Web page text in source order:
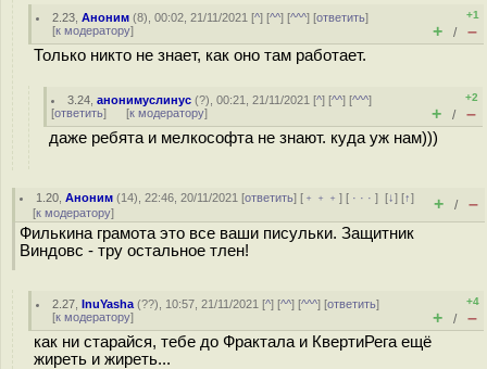
2.23 ,Аноним (8), 00:02, 21/11/2021 [^] [^^] [^^^] [ответить]
[к модератору]
+1
+ / –
Только никто не знает, как оно там работает.
3.24 ,анонимуслинус (?), 00:21, 21/11/2021 [^] [^^] [^^^]
[ответить] [к модератору]
+2
+ / –
даже ребята и мелкософта не знают. куда уж нам)))
1.20 ,Аноним (14), 22:46, 20/11/2021 [ответить] [ ﹢﹢﹢] [ · · ·][↓] [↑]
[к модератору] + / –
Филькина грамота это все ваши писульки. Защитник
Виндовс - тру остальное тлен!
2.27 ,InuYasha (??), 10:57, 21/11/2021 [^] [^^] [^^^] [ответить]
[к модератору]
+4
+ / –
как ни старайся, тебе до Фрактала и КвертиРега ещё
жиреть и жиреть...